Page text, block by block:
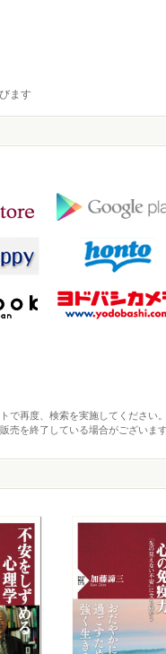
ます
再度、検索を実施してください。
を終了している場合がございます